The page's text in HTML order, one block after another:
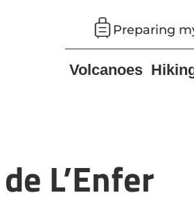
Preparing
Volcanoes
L’Enfer